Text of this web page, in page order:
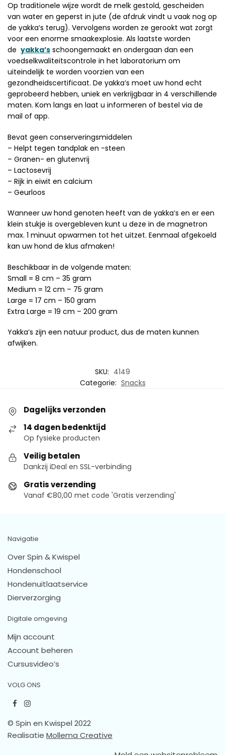
Op traditionele wijze wordt de melk gestold, gescheiden
van water en geperst in jute (de afdruk vindt u vaak nog op
de yakka’s terug). Vervolgens worden ze gerookt wat zorgt
voor een enorme smaakexplosie. Als laatste worden
de yakka’s schoongemaakt en ondergaan dan een
voedselkwaliteitscontrole in het laboratorium om
uiteindelijk te worden voorzien van een
gezondheidscertificaat. De yakka’s moet uw hond echt
geprobeerd hebben, uniek en verkrijgbaar in 4 verschillende
maten. Kom langs en laat u informeren of bestel via de
mail of app.
Bevat geen conserveringsmiddelen
– Helpt tegen tandplak en -steen
– Granen- en glutenvrij
– Lactosevrij
– Rijk in eiwit en calcium
– Geurloos
Wanneer uw hond genoten heeft van de yakka’s en er een
klein stukje is overgebleven kunt u deze in de magnetron
max. 1 minuut opwarmen tot het uitzet. Eenmaal afgekoeld
kan uw hond de klus afmaken!
Beschikbaar in de volgende maten:
Small = 8 cm – 35 gram
Medium = 12 cm – 75 gram
Large = 17 cm – 150 gram
Extra Large = 19 cm – 200 gram
Yakka’s zijn een natuur product, dus de maten kunnen
afwijken.
SKU: 4149
Categorie: Snacks
Dagelijks verzonden
14 dagen bedenktijd
Op fysieke producten
Veilig betalen
Dankzij iDeal en SSL-verbinding
Gratis verzending
Vanaf €80,00 met code 'Gratis verzending'
Navigatie
Over Spin & Kwispel
Hondenschool
Hondenuitlaatservice
Dierverzorging
Digitale omgeving
Mijn account
Account beheren
Cursusvideo’s
VOLG ONS
© Spin en Kwispel 2022
Realisatie Mollema Creative